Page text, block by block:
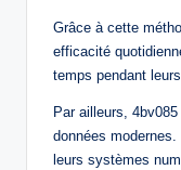
Grâce à cette
efficacité
temps pendant
Par ailleurs,
données
leurs systèmes